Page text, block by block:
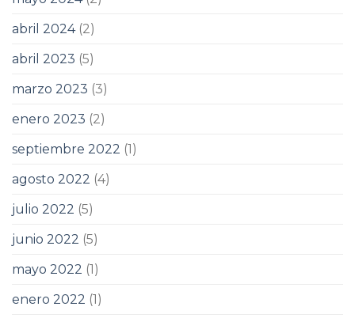
abril 2024(2)
abril 2023 (5)
marzo 2023 (3)
enero 2023 (2)
septiembre 2022 (1)
agosto 2022 (4)
julio 2022 (5)
junio 2022 (5)
mayo 2022 (1)
enero 2022 (1)